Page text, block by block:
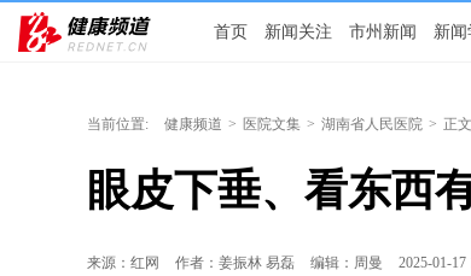
首页 新闻关注 市州新闻 新
当前位置: 健康频道 > 医院文集 > 湖南省人民医院 > 正文
眼皮下垂、看东西
来源：红网 作者：姜振林 易磊 编辑：周曼 2025-01-17